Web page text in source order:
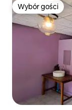
Wybór gości
Wybór gości